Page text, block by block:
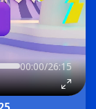
00:00/26:15